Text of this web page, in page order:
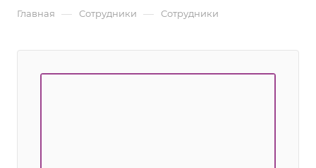
Главная — Сотрудники — Сотрудники